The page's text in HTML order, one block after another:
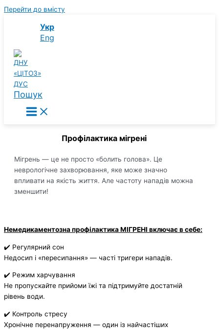
Перейти до вмісту
Укр
Eng
Пошук
Профілактика мігрені
Мігрень — це не просто «болить голова». Це
неврологічне захворювання, яке може значно
впливати на якість життя. Але частоту нападів можна
зменшити!
Немедикаментозна профілактика МІГРЕНІ включає в себе:
✔️ Регулярний сон
Недосип і «пересипання» — часті тригери нападів.
✔️ Режим харчування
Не пропускайте прийоми їжі та підтримуйте достатній
рівень води.
✔️ Контроль стресу
Хронічне перенапруження — один із найчастіших